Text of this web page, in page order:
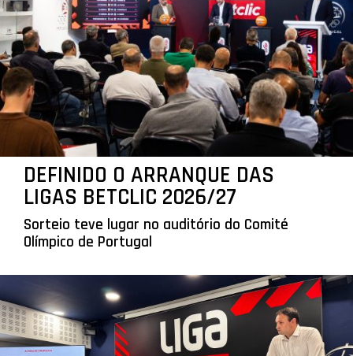
DEFINIDO O ARRANQUE DAS
LIGAS BETCLIC 2026/27
Sorteio teve lugar no auditório do Comité
Olímpico de Portugal